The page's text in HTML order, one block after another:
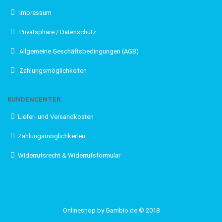
Impressum
Privatsphäre / Datenschutz
Allgemeine Geschäftsbedingungen (AGB)
Zahlungsmöglichkeiten
KUNDENCENTER
Liefer- und Versandkosten
Zahlungsmöglichkeiten
Widerrufsrecht & Widerrufsformular
Onlineshop by Gambio.de © 2018